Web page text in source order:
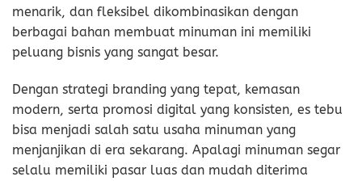
menarik, dan fleksibel dikombinasikan dengan
berbagai bahan membuat minuman ini memiliki
peluang bisnis yang sangat besar.
Dengan strategi branding yang tepat, kemasan
modern, serta promosi digital yang konsisten, es tebu
bisa menjadi salah satu usaha minuman yang
menjanjikan di era sekarang. Apalagi minuman segar
selalu memiliki pasar luas dan mudah diterima